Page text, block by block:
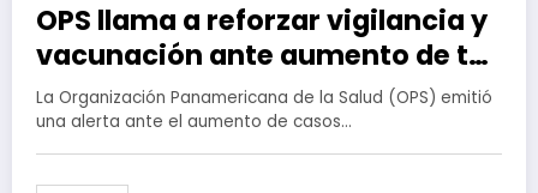
OPS llama a reforzar vigilancia y
vacunación ante aumento de tos
ferina en México y siete países
más de la Américas
La Organización Panamericana de la Salud (OPS) emitió
una alerta ante el aumento de casos…